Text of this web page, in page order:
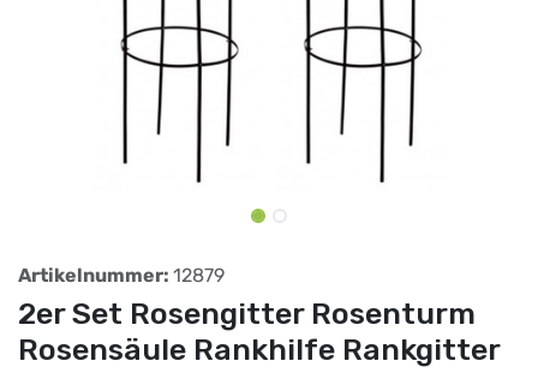
Artikelnummer: 12879
2er Set Rosengitter Rosenturm
Rosensäule Rankhilfe Rankgitter